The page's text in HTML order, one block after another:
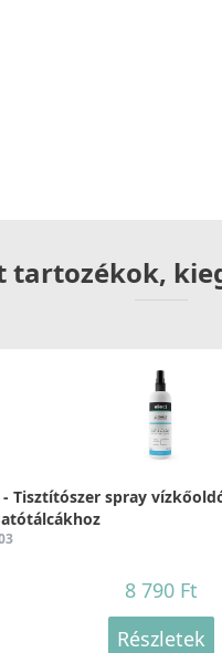
tartozékok,
- Tisztítószer spray
8 790 Ft
Részletek